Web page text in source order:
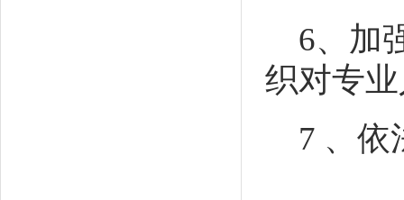
6、加
织对专
7 、依